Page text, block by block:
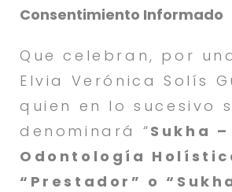
Consentimiento Informado
Que celebran, por
Elvia Verónica Solís
quien en lo sucesivo
denominará “Sukha –
Odontología
“Prestador” o